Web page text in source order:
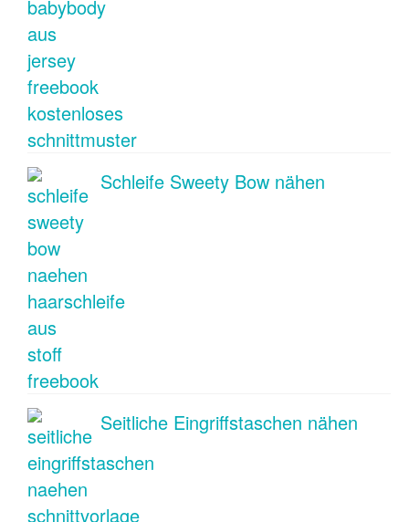
Schleife Sweety Bow nähen
Seitliche Eingriffstaschen nähen